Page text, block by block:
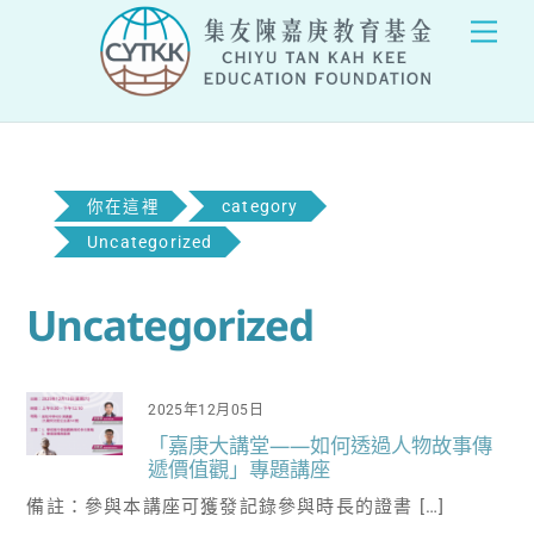
你在這裡
category
Uncategorized
Uncategorized
2025年12月05日
「嘉庚大講堂——如何透過人物故事傳
遞價值觀」專題講座
備註：參與本講座可獲發記錄參與時長的證書 […]